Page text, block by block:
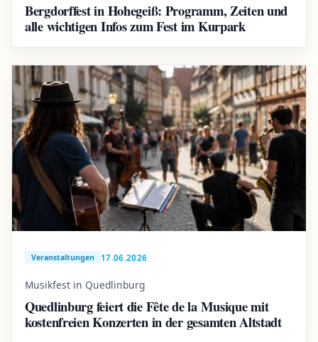
Bergdorffest in Hohegeiß: Programm, Zeiten und
alle wichtigen Infos zum Fest im Kurpark
Veranstaltungen 17.06.2026
Musikfest in Quedlinburg
Quedlinburg feiert die Fête de la Musique mit
kostenfreien Konzerten in der gesamten Altstadt